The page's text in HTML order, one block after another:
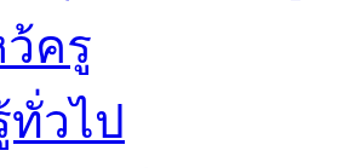
ครู
ทั่วไป